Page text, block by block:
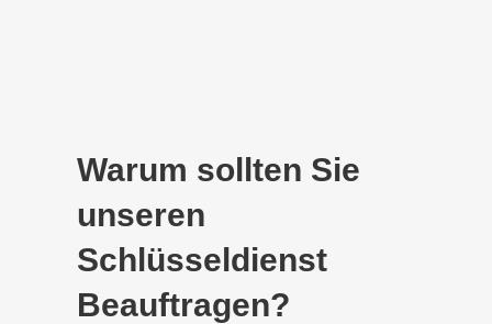
Warum sollten Sie
unseren
Schlüsseldienst
Beauftragen?